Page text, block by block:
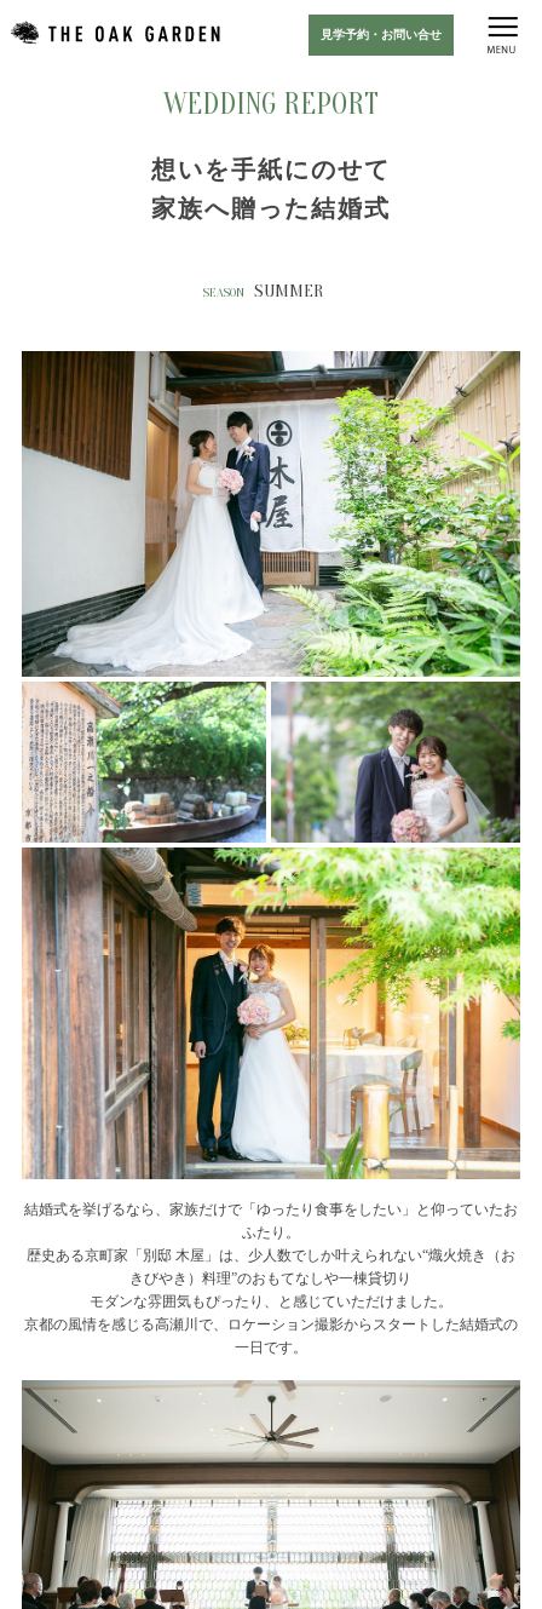
見学予約・お問い合せ
WEDDING REPORT
想いを手紙にのせて
家族へ贈った結婚式
SUMMER
結婚式を挙げるなら、家族だけで「ゆったり食事をしたい」と仰っていたお
ふたり。
歴史ある京町家「別邸 木屋」は、少人数でしか叶えられない“熾火焼き（お
きびやき）料理”のおもてなしや一棟貸切り
モダンな雰囲気もぴったり、と感じていただけました。
京都の風情を感じる高瀬川で、ロケーション撮影からスタートした結婚式の
一日です。